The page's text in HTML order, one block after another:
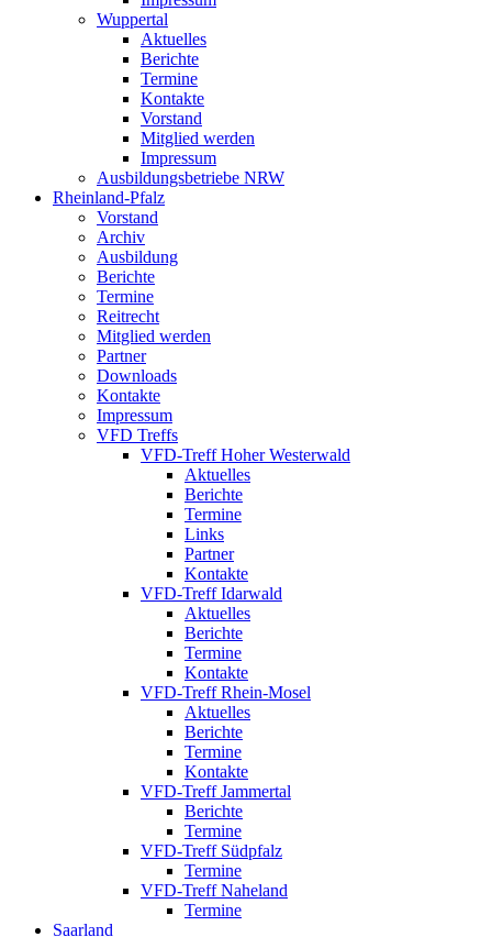
Wuppertal
Aktuelles
Berichte
Termine
Kontakte
Vorstand
Mitglied werden
Impressum
Ausbildungsbetriebe NRW
Rheinland-Pfalz
Vorstand
Archiv
Ausbildung
Berichte
Termine
Reitrecht
Mitglied werden
Partner
Downloads
Kontakte
Impressum
VFD Treffs
VFD-Treff Hoher Westerwald
Aktuelles
Berichte
Termine
Links
Partner
Kontakte
VFD-Treff Idarwald
Aktuelles
Berichte
Termine
Kontakte
VFD-Treff Rhein-Mosel
Aktuelles
Berichte
Termine
Kontakte
VFD-Treff Jammertal
Berichte
Termine
VFD-Treff Südpfalz
Termine
VFD-Treff Naheland
Termine
Saarland